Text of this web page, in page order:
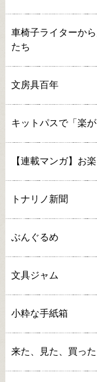
車椅子ライターか
たち
文房具百年
キットパスで「楽
【連載マンガ】お
トナリノ新聞
ぶんぐるめ
文具ジャム
小粋な手紙箱
来た、見た、買った